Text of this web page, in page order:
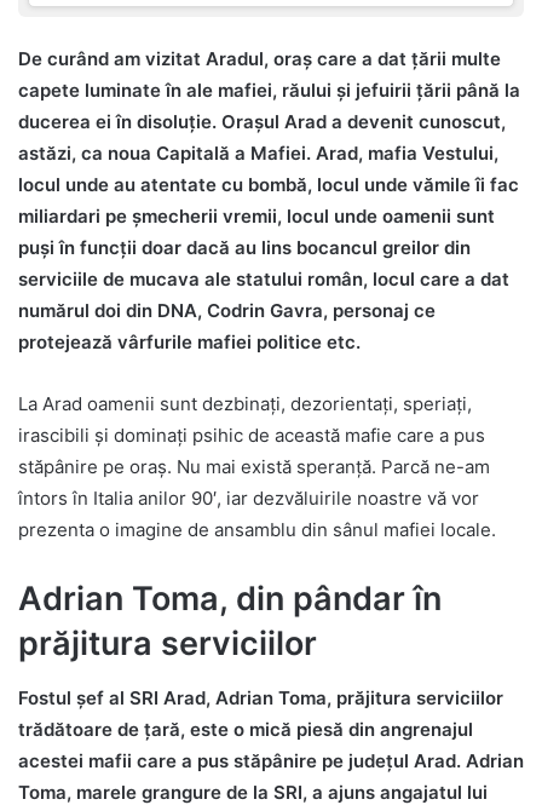
De curând am vizitat Aradul, oraș care a dat țării multe
capete luminate în ale mafiei, răului și jefuirii țării până la
ducerea ei în disoluție. Orașul Arad a devenit cunoscut,
astăzi, ca noua Capitală a Mafiei. Arad, mafia Vestului,
locul unde au atentate cu bombă, locul unde vămile îi fac
miliardari pe șmecherii vremii, locul unde oamenii sunt
puși în funcții doar dacă au lins bocancul greilor din
serviciile de mucava ale statului român, locul care a dat
numărul doi din DNA, Codrin Gavra, personaj ce
protejează vârfurile mafiei politice etc.
La Arad oamenii sunt dezbinați, dezorientați, speriați,
irascibili și dominați psihic de această mafie care a pus
stăpânire pe oraș. Nu mai există speranță. Parcă ne-am
întors în Italia anilor 90′, iar dezvăluirile noastre vă vor
prezenta o imagine de ansamblu din sânul mafiei locale.
Adrian Toma, din pândar în
prăjitura serviciilor
Fostul șef al SRI Arad, Adrian Toma, prăjitura serviciilor
trădătoare de țară, este o mică piesă din angrenajul
acestei mafii care a pus stăpânire pe județul Arad. Adrian
Toma, marele grangure de la SRI, a ajuns angajatul lui